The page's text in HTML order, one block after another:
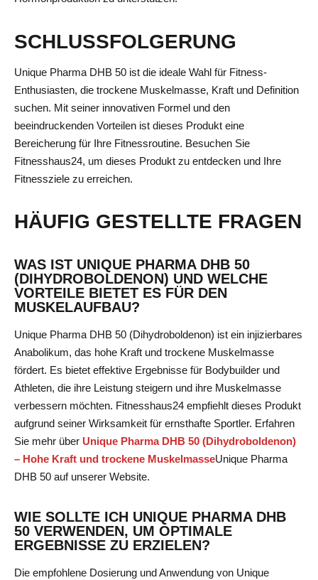
SCHLUSSFOLGERUNG
Unique Pharma DHB 50 ist die ideale Wahl für Fitness-
Enthusiasten, die trockene Muskelmasse, Kraft und Definition
suchen. Mit seiner innovativen Formel und den
beeindruckenden Vorteilen ist dieses Produkt eine
Bereicherung für Ihre Fitnessroutine. Besuchen Sie
Fitnesshaus24, um dieses Produkt zu entdecken und Ihre
Fitnessziele zu erreichen.
HÄUFIG GESTELLTE FRAGEN
WAS IST UNIQUE PHARMA DHB 50
(DIHYDROBOLDENON) UND WELCHE
VORTEILE BIETET ES FÜR DEN
MUSKELAUFBAU?
Unique Pharma DHB 50 (Dihydroboldenon) ist ein injizierbares
Anabolikum, das hohe Kraft und trockene Muskelmasse
fördert. Es bietet effektive Ergebnisse für Bodybuilder und
Athleten, die ihre Leistung steigern und ihre Muskelmasse
verbessern möchten. Fitnesshaus24 empfiehlt dieses Produkt
aufgrund seiner Wirksamkeit für ernsthafte Sportler. Erfahren
Sie mehr über Unique Pharma DHB 50 (Dihydroboldenon)
– Hohe Kraft und trockene MuskelmasseUnique Pharma
DHB 50 auf unserer Website.
WIE SOLLTE ICH UNIQUE PHARMA DHB
50 VERWENDEN, UM OPTIMALE
ERGEBNISSE ZU ERZIELEN?
Die empfohlene Dosierung und Anwendung von Unique